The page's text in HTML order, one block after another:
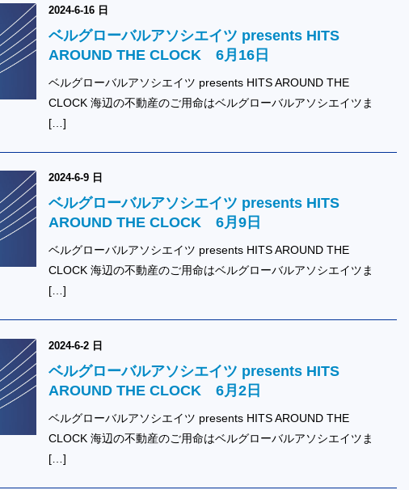
2024-6-16 日
ベルグローバルアソシエイツ presents HITS
AROUND THE CLOCK 6月16日
ベルグローバルアソシエイツ presents HITS AROUND THE
CLOCK 海辺の不動産のご用命はベルグローバルアソシエイツま
[…]
2024-6-9 日
ベルグローバルアソシエイツ presents HITS
AROUND THE CLOCK 6月9日
ベルグローバルアソシエイツ presents HITS AROUND THE
CLOCK 海辺の不動産のご用命はベルグローバルアソシエイツま
[…]
2024-6-2 日
ベルグローバルアソシエイツ presents HITS
AROUND THE CLOCK 6月2日
ベルグローバルアソシエイツ presents HITS AROUND THE
CLOCK 海辺の不動産のご用命はベルグローバルアソシエイツま
[…]